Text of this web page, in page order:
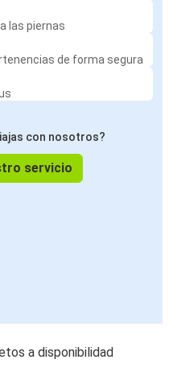
las piernas
de forma segura
con nosotros?
servicio
a disponibilidad